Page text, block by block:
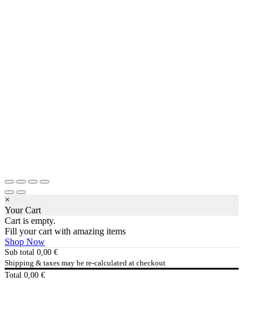
×
Your Cart
Cart is empty.
Fill your cart with amazing items
Shop Now
Sub total 0,00 €
Shipping & taxes may be re-calculated at checkout
Total 0,00 €